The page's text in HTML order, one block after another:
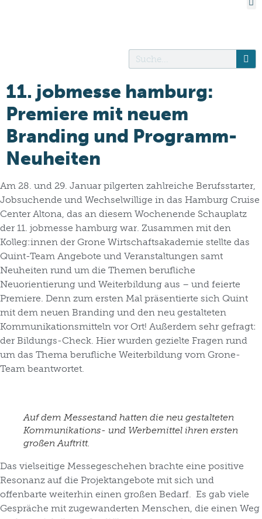
11. jobmesse hamburg:
Premiere mit neuem
Branding und Programm-
Neuheiten
Am 28. und 29. Januar pilgerten zahlreiche Berufsstarter,
Jobsuchende und Wechselwillige in das Hamburg Cruise
Center Altona, das an diesem Wochenende Schauplatz
der 11. jobmesse hamburg war. Zusammen mit den
Kolleg:innen der Grone Wirtschaftsakademie stellte das
Quint-Team Angebote und Veranstaltungen samt
Neuheiten rund um die Themen berufliche
Neuorientierung und Weiterbildung aus – und feierte
Premiere. Denn zum ersten Mal präsentierte sich Quint
mit dem neuen Branding und den neu gestalteten
Kommunikationsmitteln vor Ort! Außerdem sehr gefragt:
der Bildungs-Check. Hier wurden gezielte Fragen rund
um das Thema berufliche Weiterbildung vom Grone-
Team beantwortet.
Auf dem Messestand hatten die neu gestalteten
Kommunikations- und Werbemittel ihren ersten
großen Auftritt.
Das vielseitige Messegeschehen brachte eine positive
Resonanz auf die Projektangebote mit sich und
offenbarte weiterhin einen großen Bedarf. Es gab viele
Gespräche mit zugewanderten Menschen, die einen Weg